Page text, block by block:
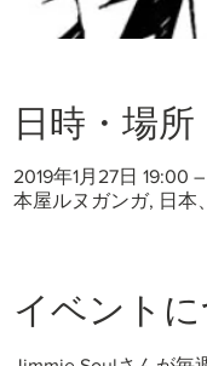
日時・場所
2019年1月27日 19:00
本屋ルヌガンガ, 日本
イベント